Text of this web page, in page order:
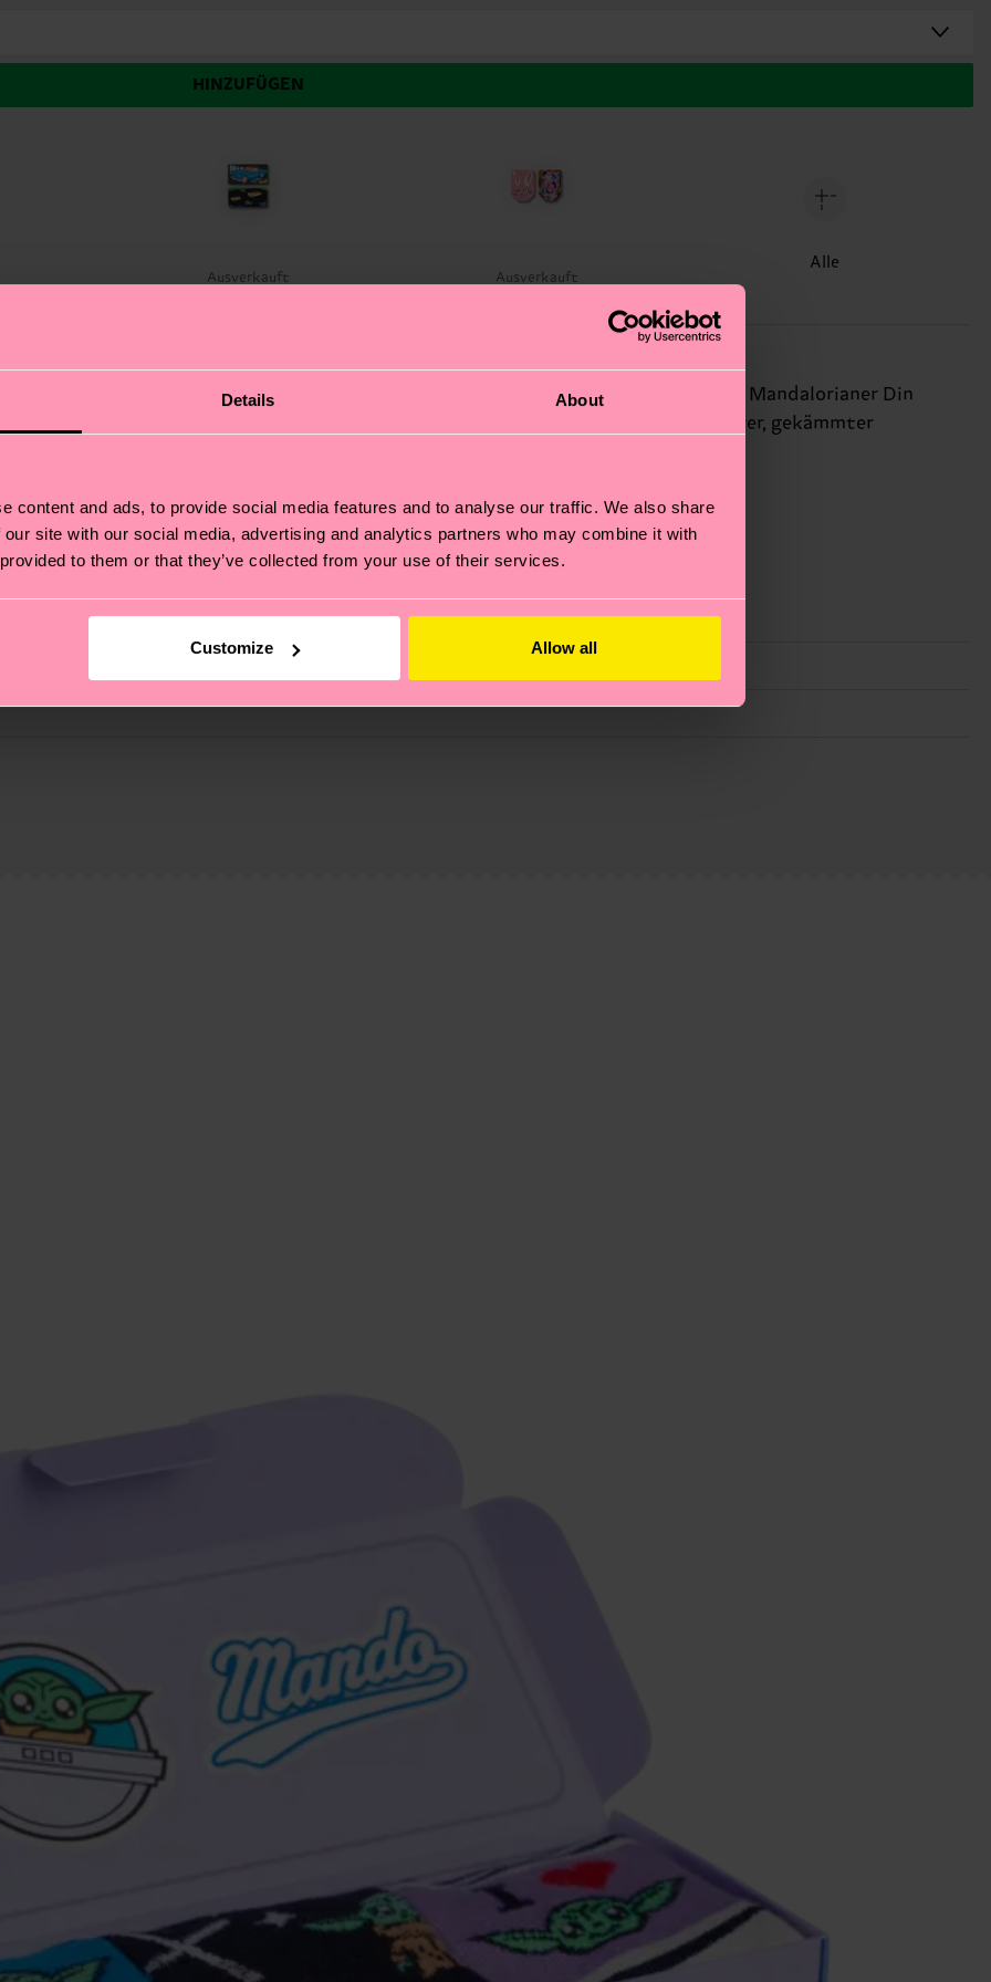
Details About
content and ads, to provide social media features and to analyse our traffic. We also share
site with our social media, advertising and analytics partners who may combine it with
to them or that they’ve collected from your use of their services.
Customize Allow all
HINZUFÜGEN
Ausverkauft Ausverkauft
Alle
Erlebe spannende Abenteuer mit diesen Socken, inspiriert von dem legendären Mandalorianer Din
einige ihrer Abenteuer nach? Die Socken bestehen aus weicher, atmungsaktiver, gekämmter
– es geht auch um eine ethische Lieferkette, die Reduzierung von Emissionen, die richtige Pflege von